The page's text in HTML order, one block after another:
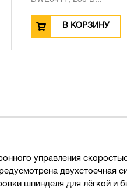
В КОРЗИНУ
управления
двухстоечная
шпинделя для лёгкой и